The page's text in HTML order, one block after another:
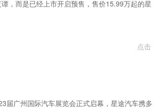
，而是已经上市开启预售，售价15.99万起的星
点击
届广州国际汽车展览会正式启幕，星途汽车携多